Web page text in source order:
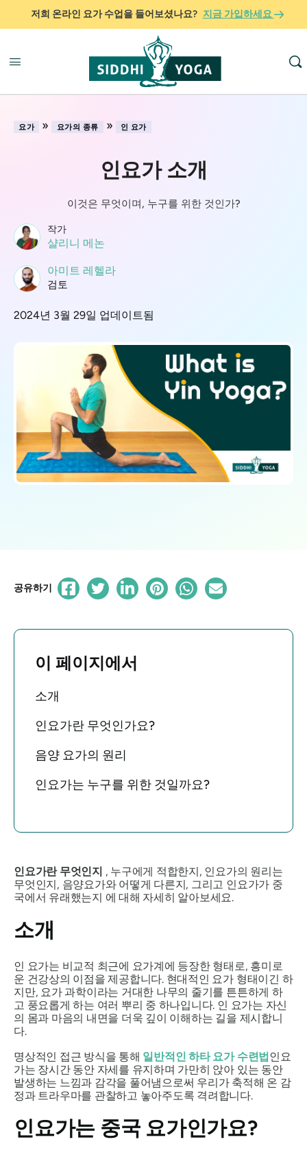
저희 온라인 요가 수업을 들어보셨나요? 지금 가입하세요
요가 » 요가의 종류 » 인 요가
인요가 소개
이것은 무엇이며, 누구를 위한 것인가?
작가
샬리니 메논
아미트 레헬라
검토
2024년 3월 29일 업데이트됨
공유하기
이 페이지에서
소개
인요가란 무엇인가요?
음양 요가의 원리
인요가는 누구를 위한 것일까요?
인요가란 무엇인지 , 누구에게 적합한지, 인요가의 원리는
무엇인지, 음양요가와 어떻게 다른지, 그리고 인요가가 중
국에서 유래했는지 에 대해 자세히 알아보세요.
소개
인 요가는 비교적 최근에 요가계에 등장한 형태로, 흥미로
운 건강상의 이점을 제공합니다. 현대적인 요가 형태이긴 하
지만, 요가 과학이라는 거대한 나무의 줄기를 튼튼하게 하
고 풍요롭게 하는 여러 뿌리 중 하나입니다. 인 요가는 자신
의 몸과 마음의 내면을 더욱 깊이 이해하는 길을 제시합니
다.
명상적인 접근 방식을 통해 일반적인 하타 요가 수련법인요
가는 장시간 동안 자세를 유지하며 가만히 앉아 있는 동안
발생하는 느낌과 감각을 풀어냄으로써 우리가 축적해 온 감
정과 트라우마를 관찰하고 놓아주도록 격려합니다.
인요가는 중국 요가인가요?